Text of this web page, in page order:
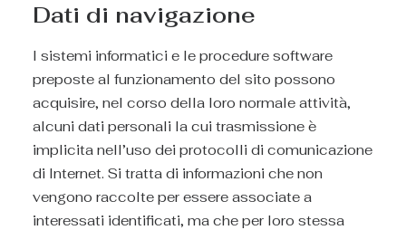
Dati di navigazione
I sistemi informatici e le procedure software
preposte al funzionamento del sito possono
acquisire, nel corso della loro normale attività,
alcuni dati personali la cui trasmissione è
implicita nell’uso dei protocolli di comunicazione
di Internet. Si tratta di informazioni che non
vengono raccolte per essere associate a
interessati identificati, ma che per loro stessa